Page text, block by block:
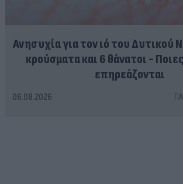
Ανησυχία για τον ιό του Δυτικού
κρούσματα και 6 θάνατοι -
επηρεάζονται
06.08.2026